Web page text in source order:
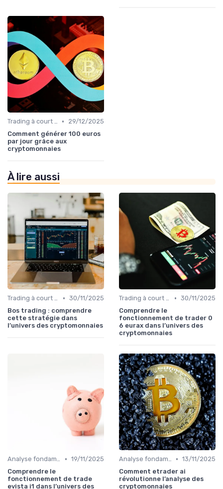
Trading à court terme vs investissement à long terme •
29/12/2025
Comment générer 100 euros
par jour grâce aux
cryptomonnaies
À lire aussi
Trading à court terme vs investissement à long terme • 30/11/2025
Bos trading : comprendre
cette stratégie dans
l’univers des cryptomonnaies
Trading à court terme vs investissement à long terme • 30/11/2025
Comprendre le
fonctionnement de trader 0
6 eurax dans l’univers des
cryptomonnaies
Analyse fondamentale et technique • 19/11/2025
Comprendre le
fonctionnement de trade
evista i1 dans l’univers des
Analyse fondamentale et technique • 13/11/2025
Comment etrader ai
révolutionne l’analyse des
cryptomonnaies